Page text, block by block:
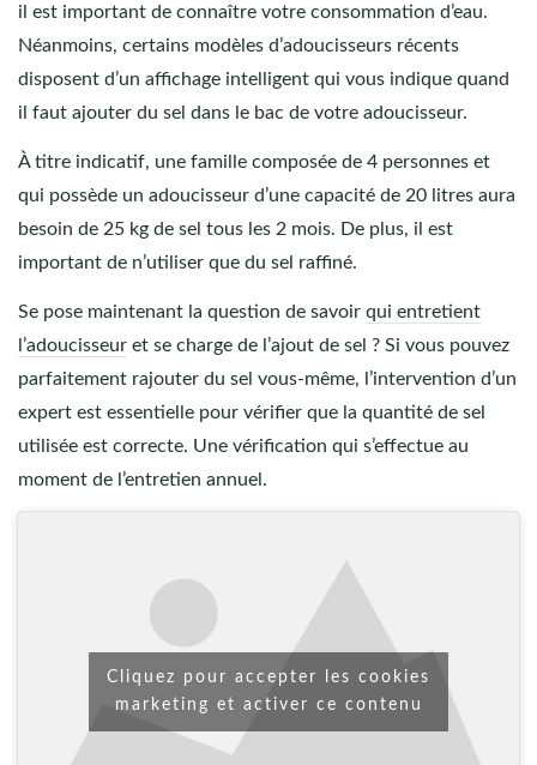
il est important de connaître votre consommation d’eau.
Néanmoins, certains modèles d’adoucisseurs récents
disposent d’un affichage intelligent qui vous indique quand
il faut ajouter du sel dans le bac de votre adoucisseur.
À titre indicatif, une famille composée de 4 personnes et
qui possède un adoucisseur d’une capacité de 20 litres aura
besoin de 25 kg de sel tous les 2 mois. De plus, il est
important de n’utiliser que du sel raffiné.
Se pose maintenant la question de savoir qui entretient
l’adoucisseur et se charge de l’ajout de sel ? Si vous pouvez
parfaitement rajouter du sel vous-même, l’intervention d’un
expert est essentielle pour vérifier que la quantité de sel
utilisée est correcte. Une vérification qui s’effectue au
moment de l’entretien annuel.
Cliquez pour accepter les cookies
marketing et activer ce contenu